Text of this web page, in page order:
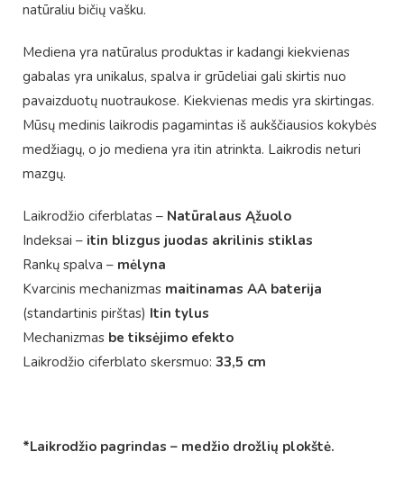
natūraliu bičių vašku.
Mediena yra natūralus produktas ir kadangi kiekvienas
gabalas yra unikalus, spalva ir grūdeliai gali skirtis nuo
pavaizduotų nuotraukose. Kiekvienas medis yra skirtingas.
Mūsų medinis laikrodis pagamintas iš aukščiausios kokybės
medžiagų, o jo mediena yra itin atrinkta. Laikrodis neturi
mazgų.
Laikrodžio ciferblatas – Natūralaus Ąžuolo
Indeksai – itin blizgus juodas akrilinis stiklas
Rankų spalva – mėlyna
Kvarcinis mechanizmas maitinamas AA baterija
(standartinis pirštas) Itin tylus
Mechanizmas be tiksėjimo efekto
Laikrodžio ciferblato skersmuo: 33,5 cm
*Laikrodžio pagrindas – medžio drožlių plokštė.